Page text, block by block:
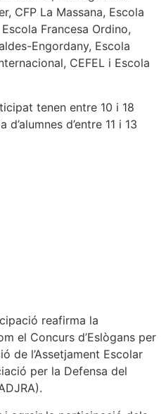
CFP La Massana, Escola
Francesa Ordino,
Engordany, Escola
CEFEL i Escola
tenen entre 10 i 18
d’entre 11 i 13
reafirma la
el Concurs d’Eslògans per
de l’Assetjament Escolar
per la Defensa del